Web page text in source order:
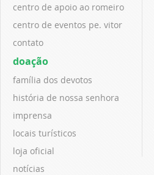
centro de apoio ao romeiro
centro de eventos pe. vitor
contato
doação
família dos devotos
história de nossa senhora
imprensa
locais turísticos
loja oficial
notícias